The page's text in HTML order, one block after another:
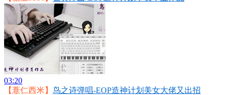
03:20
【薏仁西米】 鸟之诗弹唱-EOP造神计划美女大佬又出招